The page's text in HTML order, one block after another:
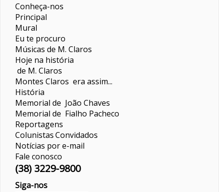
Conheça-nos
Principal
Mural
Eu te procuro
Músicas de M. Claros
Hoje na história
de M. Claros
Montes Claros era assim...
História
Memorial de João Chaves
Memorial de Fialho Pacheco
Reportagens
ColunistasConvidados
Notícias por e-mail
Fale conosco
(38) 3229-9800
Siga-nos